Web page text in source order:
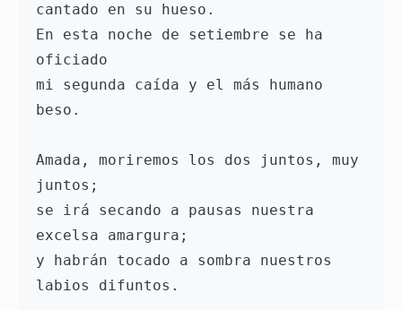
cantado en su hueso.
En esta noche de setiembre se ha
oficiado
mi segunda caída y el más humano
beso.
Amada, moriremos los dos juntos, muy
juntos;
se irá secando a pausas nuestra
excelsa amargura;
y habrán tocado a sombra nuestros
labios difuntos.